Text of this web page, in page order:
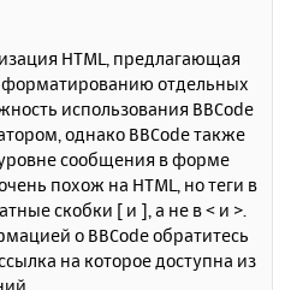
HTML, предлагающая
отдельных
использования BBCode
однако BBCode также
сообщения в форме
похож на HTML, но теги в
скобки [ и ], а не в < и >.
о BBCode обратитесь
на которое доступна из